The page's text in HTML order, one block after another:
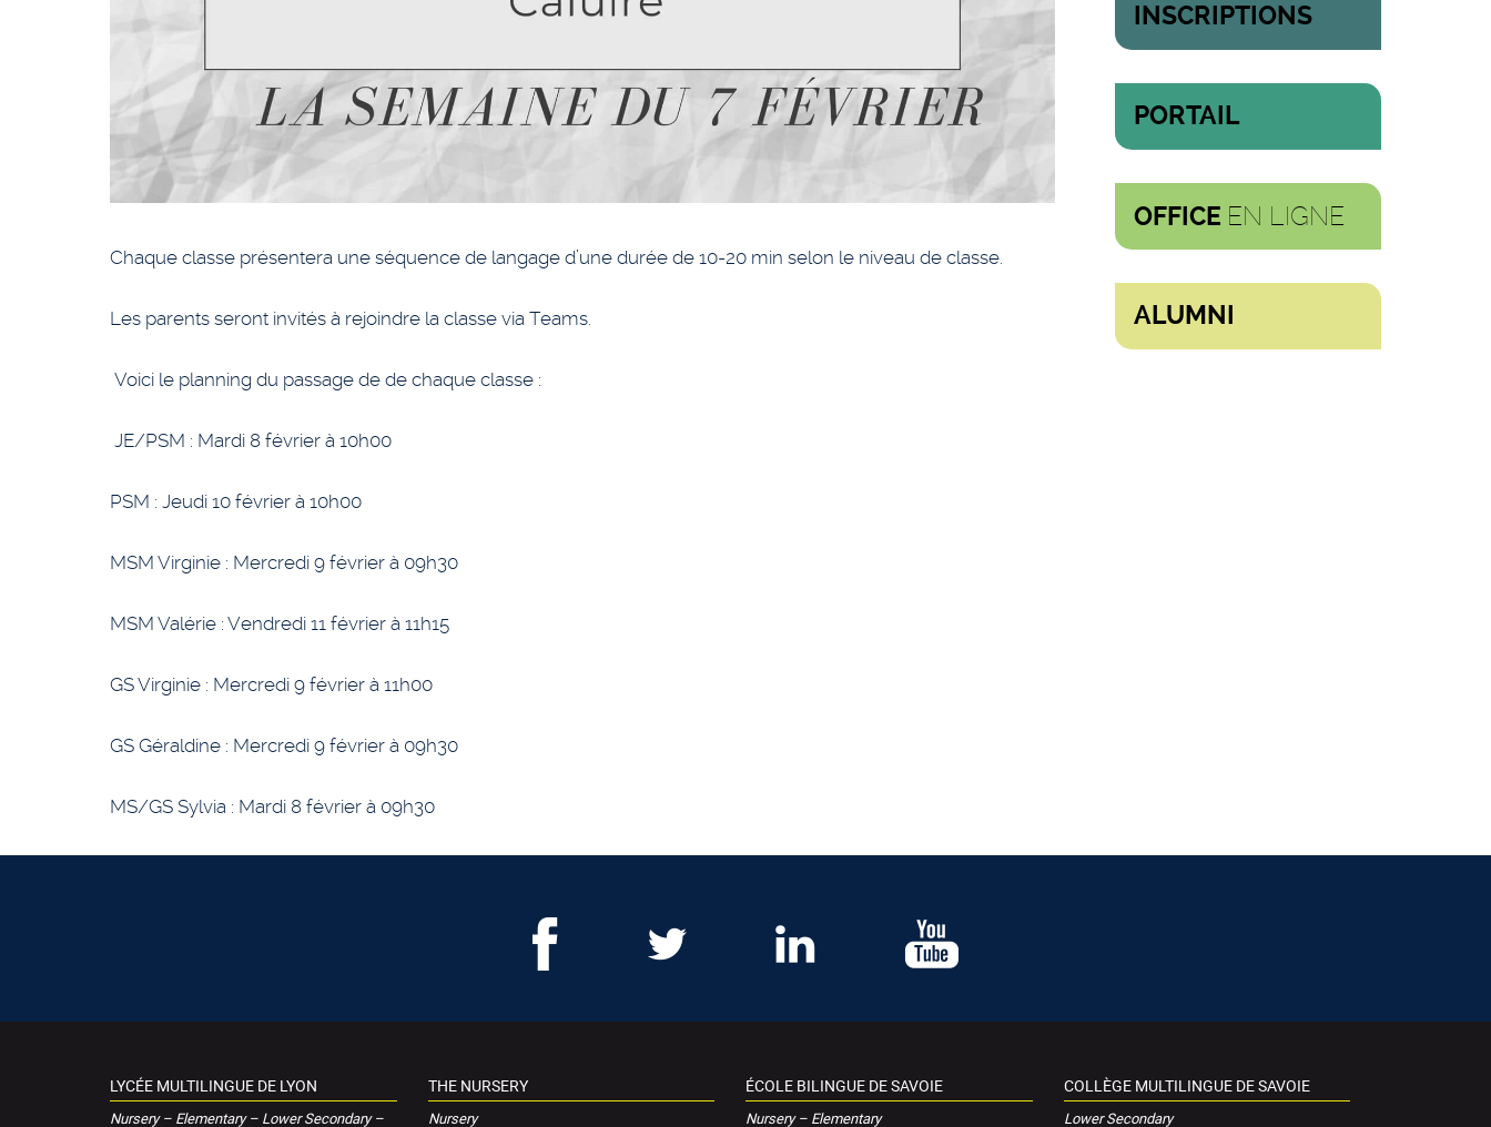
Chaque classe présentera une séquence de langage d’une durée de 10-20 min selon le niveau de classe.
Les parents seront invités à rejoindre la classe via Teams.
Voici le planning du passage de de chaque classe :
JE/PSM : Mardi 8 février à 10h00
PSM : Jeudi 10 février à 10h00
MSM Virginie : Mercredi 9 février à 09h30
MSM Valérie : Vendredi 11 février à 11h15
GS Virginie : Mercredi 9 février à 11h00
GS Géraldine : Mercredi 9 février à 09h30
MS/GS Sylvia : Mardi 8 février à 09h30
INSCRIPTIONS
PORTAIL
OFFICE EN LIGNE
ALUMNI
LYCÉE MULTILINGUE DE LYON
Nursery – Elementary – Lower Secondary –
THE NURSERY
Nursery
ÉCOLE BILINGUE DE SAVOIE
Nursery – Elementary
COLLÈGE MULTILINGUE DE SAVOIE
Lower Secondary